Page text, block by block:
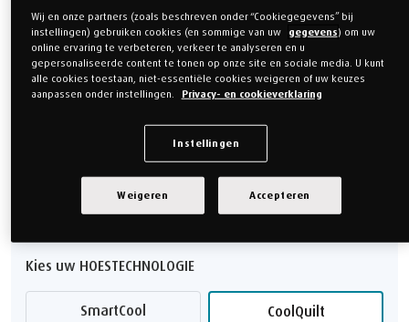
Kies uw Matrashoogte
PRO Luxe - 30 cm
Laat mij het verschil zien
Kies uw HOESTECHNOLOGIE
SmartCool CoolQuilt
Wij en onze partners (zoals beschreven onder “Cookiegegevens” bij
instellingen) gebruiken cookies (en sommige van uw
gegevens) om uw
online ervaring te verbeteren, verkeer te analyseren en u
gepersonaliseerde content te tonen op onze site en sociale media. U kunt
alle cookies toestaan, niet-essentiële cookies weigeren of uw keuzes
aanpassen onder instellingen.
Privacy- en cookieverklaring
Instellingen
Weigeren Accepteren